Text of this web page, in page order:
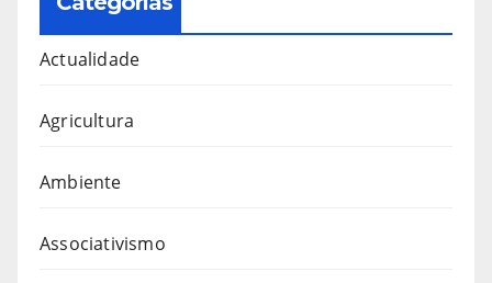
Actualidade
Agricultura
Ambiente
Associativismo